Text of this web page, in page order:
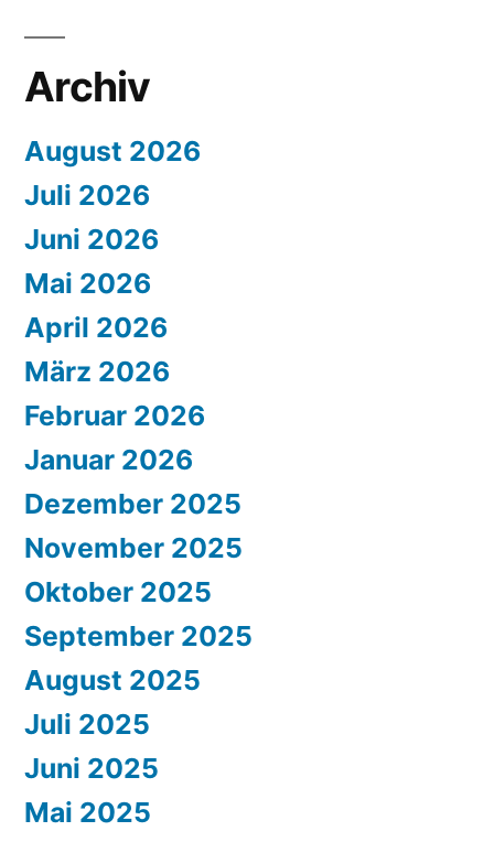
Archiv
August 2026
Juli 2026
Juni 2026
Mai 2026
April 2026
März 2026
Februar 2026
Januar 2026
Dezember 2025
November 2025
Oktober 2025
September 2025
August 2025
Juli 2025
Juni 2025
Mai 2025